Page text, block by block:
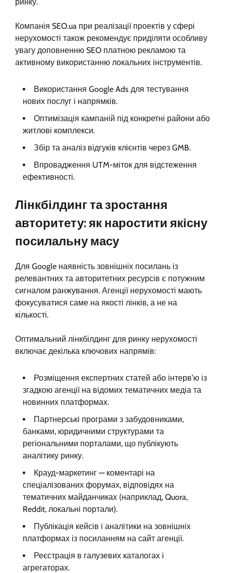
Компанія SEO.ua при реалізації проектів у сфері
нерухомості також рекомендує приділяти особливу
увагу доповненню SEO платною рекламою та
активному використанню локальних інструментів.
Використання Google Ads для тестування
нових послуг і напрямків.
Оптимізація кампаній під конкретні райони або
житлові комплекси.
Збір та аналіз відгуків клієнтів через GMB.
Впровадження UTM-міток для відстеження
ефективності.
Лінкбілдинг та зростання
авторитету: як наростити якісну
посилальну масу
Для Google наявність зовнішніх посилань із
релевантних та авторитетних ресурсів є потужним
сигналом ранжування. Агенції нерухомості мають
фокусуватися саме на якості лінків, а не на
кількості.
Оптимальний лінкбілдинг для ринку нерухомості
включає декілька ключових напрямів:
Розміщення експертних статей або інтерв’ю із
згадкою агенції на відомих тематичних медіа та
новинних платформах.
Партнерські програми з забудовниками,
банками, юридичними структурами та
регіональними порталами, що публікують
аналітику ринку.
Крауд-маркетинг — коментарі на
спеціалізованих форумах, відповідях на
тематичних майданчиках (наприклад, Quora,
Reddit, локальні портали).
Публікація кейсів і аналітики на зовнішніх
платформах із посиланням на сайт агенції.
Реєстрація в галузевих каталогах і
агрегаторах.